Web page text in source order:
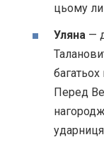
цьому
Уляна —
Перед
ударниця